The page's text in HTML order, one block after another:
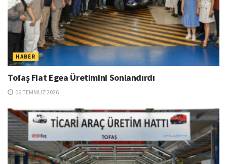
HABER
Tofaş Fiat Egea Üretimini Sonlandırdı
06 TEMMUZ 2026